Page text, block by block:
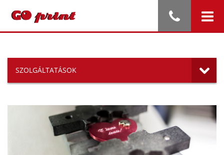
SZOLGÁLTATÁSOK